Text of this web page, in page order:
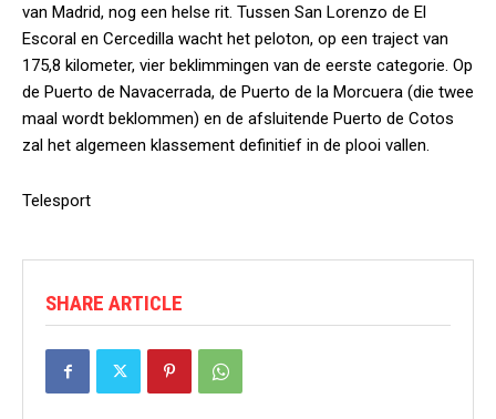
van Madrid, nog een helse rit. Tussen San Lorenzo de El
Escoral en Cercedilla wacht het peloton, op een traject van
175,8 kilometer, vier beklimmingen van de eerste categorie. Op
de Puerto de Navacerrada, de Puerto de la Morcuera (die twee
maal wordt beklommen) en de afsluitende Puerto de Cotos
zal het algemeen klassement definitief in de plooi vallen.
Telesport
SHARE ARTICLE